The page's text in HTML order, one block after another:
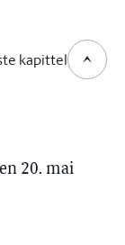
kapittel
20. mai